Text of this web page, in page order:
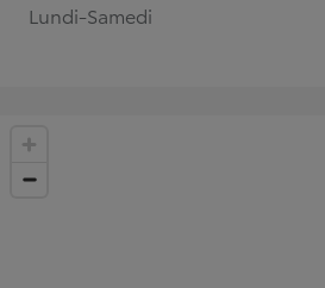
Lundi-Samedi